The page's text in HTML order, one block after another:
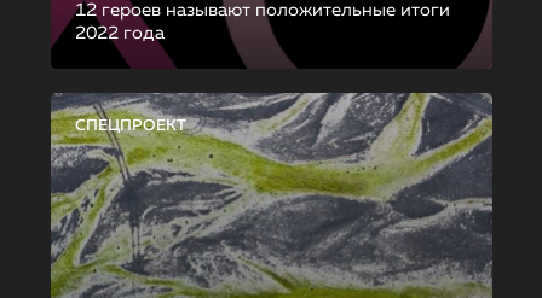
12 героев называют положительные итоги
2022 года
СПЕЦПРОЕКТ